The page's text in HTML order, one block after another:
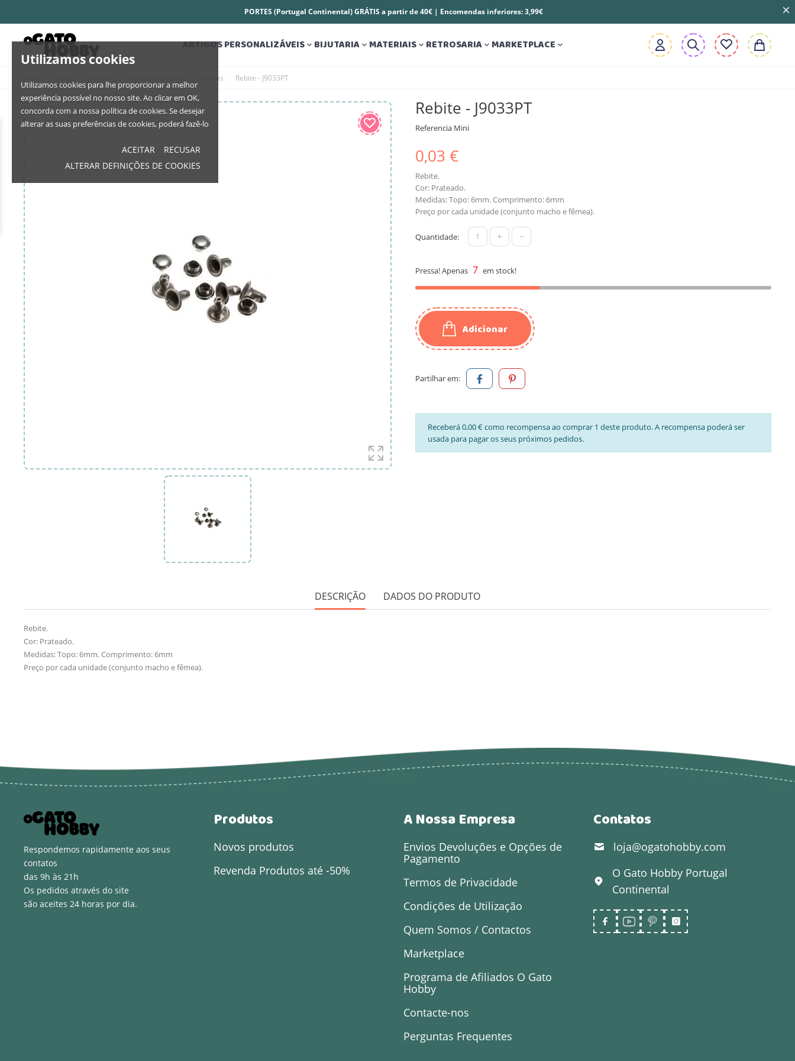
Utilizamos cookies
Utilizamos cookies para lhe proporcionar a melhor
experiência possível no nosso site. Ao clicar em OK,
concorda com a nossa política de cookies. Se desejar
alterar as suas preferências de cookies, poderá fazê-lo
ACEITAR
RECUSAR
ALTERAR DEFINIÇÕES DE COOKIES
PORTES (Portugal Continental) GRÁTIS a partir de 40€ | Encomendas inferiores: 3,99€
ARTIGOS PERSONALIZÁVEIS BIJUTARIA MATERIAIS RETROSARIA MARKETPLACE 
Tachas Rebite - J9033PT
Rebite - J9033PT
Referencia Mini
0,03 €
Rebite.
Cor: Prateado.
Medidas: Topo: 6mm. Comprimento: 6mm
Preço por cada unidade (conjunto macho e fêmea).
Quantidade: + -
Pressa! Apenas 7 em stock!
Adicionar
Partilhar em:
Receberá 0,00 € como recompensa ao comprar 1 deste produto. A recompensa poderá ser
usada para pagar os seus próximos pedidos.
DESCRIÇÃO DADOS DO PRODUTO
Rebite.
Cor: Prateado.
Medidas: Topo: 6mm. Comprimento: 6mm
Preço por cada unidade (conjunto macho e fêmea).
Respondemos rapidamente aos seus
contatos
das 9h às 21h
Os pedidos através do site
são aceites 24 horas por dia.
Produtos
Novos produtos
Revenda Produtos até -50%
A Nossa Empresa
Envios Devoluções e Opções de
Pagamento
Termos de Privacidade
Condições de Utilização
Quem Somos / Contactos
Marketplace
Programa de Afiliados O Gato
Hobby
Contacte-nos
Perguntas Frequentes
Contatos
loja@ogatohobby.com
O Gato Hobby Portugal
Continental